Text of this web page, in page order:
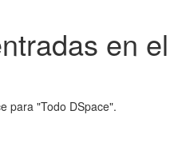
en el
para "Todo DSpace".